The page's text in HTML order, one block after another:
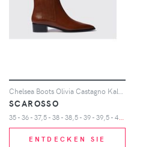
Chelsea Boots Olivia Castagno Kalbsleder
SCAROSSO
3
5 - 36 - 37,5 - 38 - 38,5 - 39 - 39,5 - 40 - 41 - 42
ENTDECKEN SIE